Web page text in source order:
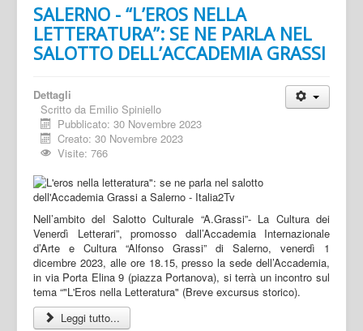
SALERNO - “L’EROS NELLA
LETTERATURA”: SE NE PARLA NEL
SALOTTO DELL’ACCADEMIA GRASSI
Dettagli
Scritto da Emilio Spiniello
Pubblicato: 30 Novembre 2023
Creato: 30 Novembre 2023
Visite: 766
Nell’ambito del Salotto Culturale “A.Grassi”- La Cultura dei
Venerdì Letterari”, promosso dall’Accademia Internazionale
d’Arte e Cultura “Alfonso Grassi” di Salerno, venerdì 1
dicembre 2023, alle ore 18.15, presso la sede dell’Accademia,
in via Porta Elina 9 (piazza Portanova), si terrà un incontro sul
tema “"L'Eros nella Letteratura" (Breve excursus storico).
Leggi tutto...